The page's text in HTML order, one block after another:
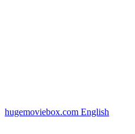
hugemoviebox.com English